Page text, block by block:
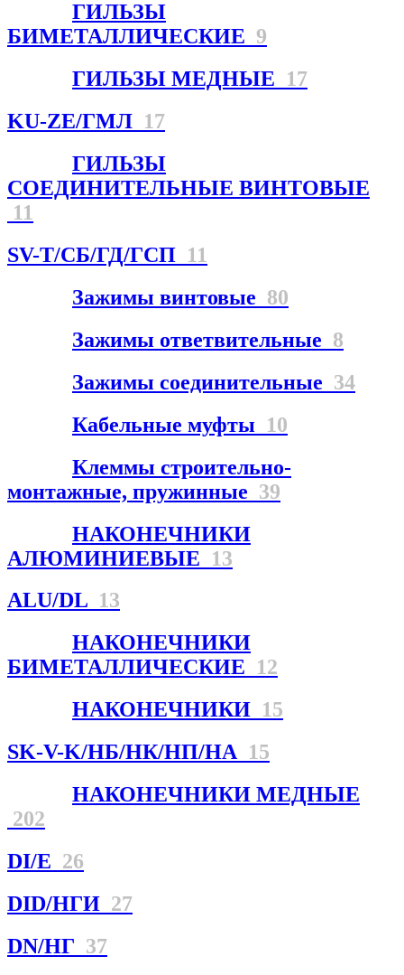
ГИЛЬЗЫ
БИМЕТАЛЛИЧЕСКИЕ 9
ГИЛЬЗЫ МЕДНЫЕ 17
KU-ZE/ГМЛ 17
ГИЛЬЗЫ
СОЕДИНИТЕЛЬНЫЕ ВИНТОВЫЕ
11
SV-T/СБ/ГД/ГСП 11
Зажимы винтовые 80
Зажимы ответвительные 8
Зажимы соединительные 34
Кабельные муфты 10
Клеммы строительно-
монтажные, пружинные 39
НАКОНЕЧНИКИ
АЛЮМИНИЕВЫЕ 13
ALU/DL 13
НАКОНЕЧНИКИ
БИМЕТАЛЛИЧЕСКИЕ 12
НАКОНЕЧНИКИ 15
SK-V-K/НБ/НК/НП/НА 15
НАКОНЕЧНИКИ МЕДНЫЕ
202
DI/E 26
DID/НГИ 27
DN/НГ 37